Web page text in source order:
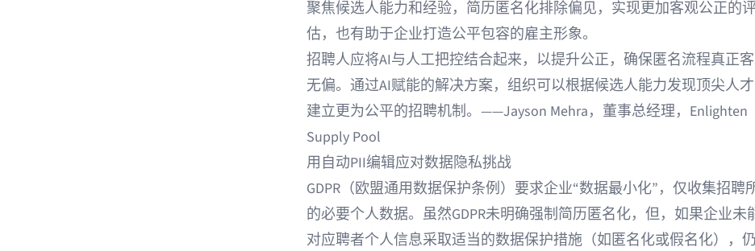
聚焦候选人能力和经验，简历匿名化排除偏见，实现更加客观公正的
估，也有助于企业打造公平包容的雇主形象。
招聘人应将AI与人工把控结合起来，以提升公正，确保匿名流程真正
无偏。通过AI赋能的解决方案，组织可以根据候选人能力发现顶尖人才
建立更为公平的招聘机制。——Jayson Mehra，董事总经理， Enlighten
Supply Pool
用自动PII编辑应对数据隐私挑战
GDPR（欧盟通用数据保护条例）要求企业“数据最小化”，仅收集招聘
的必要个人数据。虽然GDPR未明确强制简历匿名化，但，如果企业未
对应聘者个人信息采取适当的数据保护措施（如匿名化或假名化），